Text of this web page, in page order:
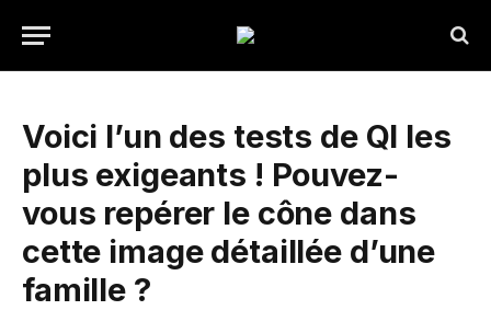
Voici l’un des tests de QI les
plus exigeants ! Pouvez-
vous repérer le cône dans
cette image détaillée d’une
famille ?